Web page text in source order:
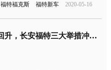
福特福克斯 福特新车 2020-05-16
销量开始回升，长安福特三大举措冲刺下半年